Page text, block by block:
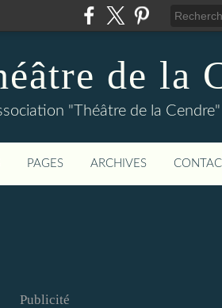
de la
"Théâtre de la
PAGES ARCHIVES
Publicité